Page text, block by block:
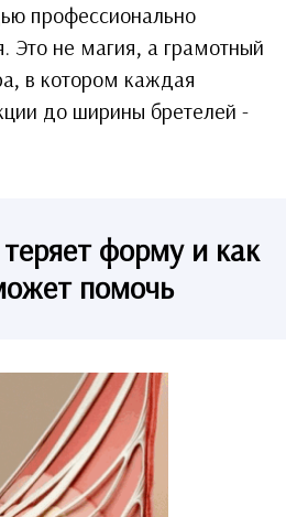
профессионально
Это не магия, а грамотный
в котором каждая
до ширины бретелей -
форму и как
помочь